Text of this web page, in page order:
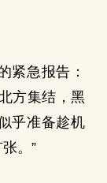
急报告：
方集结，黑
乎准备趁机
。”